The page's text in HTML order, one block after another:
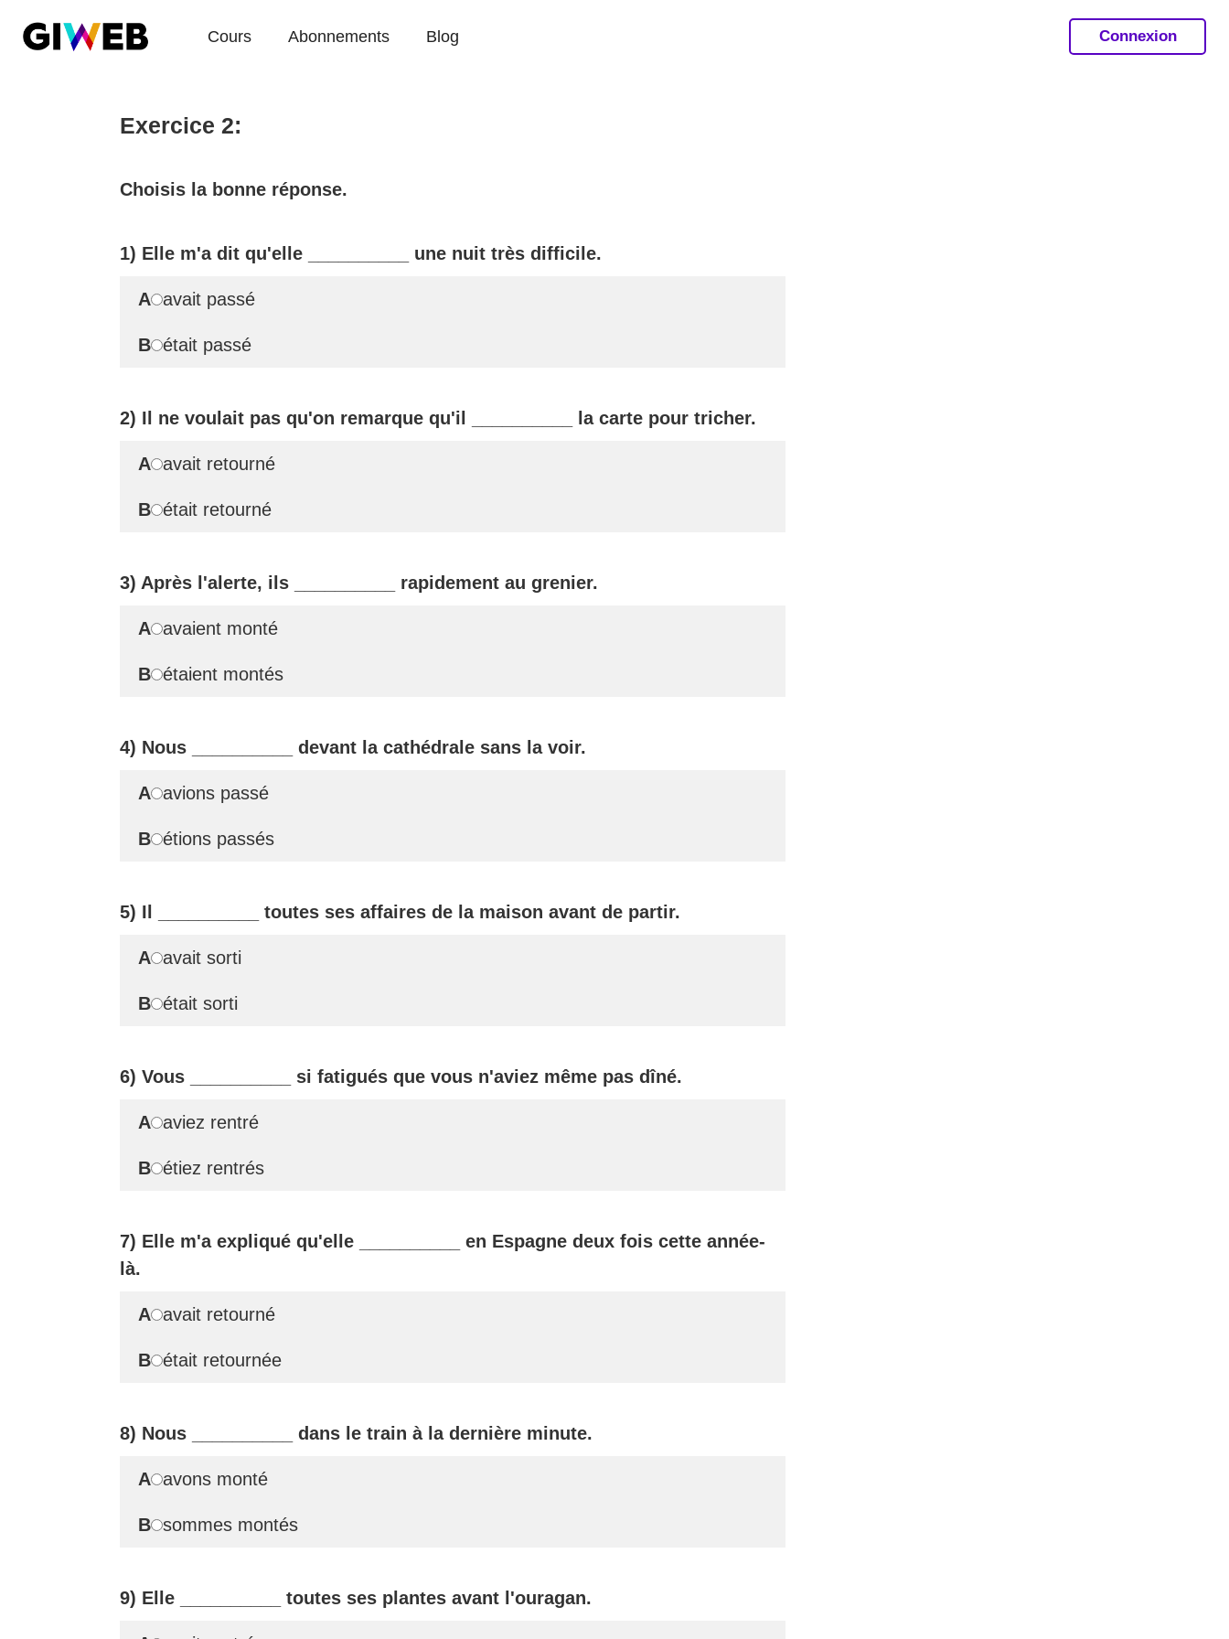
Cours Abonnements Blog Connexion
Exercice 2:
Choisis la bonne réponse.
1) Elle m'a dit qu'elle une nuit très difficile.
A avait passé
B était passé
2) Il ne voulait pas qu'on remarque qu'il la carte pour tricher.
A avait retourné
B était retourné
3) Après l'alerte, ils rapidement au grenier.
A avaient monté
B étaient montés
4) Nous devant la cathédrale sans la voir.
A avions passé
B étions passés
5) Il toutes ses affaires de la maison avant de partir.
A avait sorti
B était sorti
6) Vous si fatigués que vous n'aviez même pas dîné.
A aviez rentré
B étiez rentrés
7) Elle m'a expliqué qu'elle
en Espagne deux fois cette année-
là.
A avait retourné
B était retournée
8) Nous dans le train à la dernière minute.
A avons monté
B sommes montés
9) Elle toutes ses plantes avant l'ouragan.